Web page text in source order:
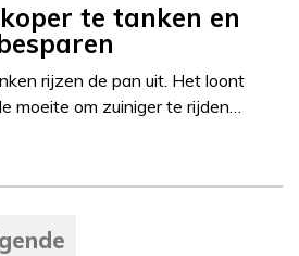
te tanken en
rijzen de pan uit. Het loont
moeite om zuiniger te rijden…